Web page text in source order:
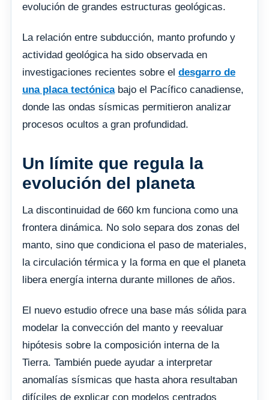
evolución de grandes estructuras geológicas.
La relación entre subducción, manto profundo y
actividad geológica ha sido observada en
investigaciones recientes sobre el desgarro de
una placa tectónicabajo el Pacífico canadiense,
donde las ondas sísmicas permitieron analizar
procesos ocultos a gran profundidad.
Un límite que regula la
evolución del planeta
La discontinuidad de 660 km funciona como una
frontera dinámica. No solo separa dos zonas del
manto, sino que condiciona el paso de materiales,
la circulación térmica y la forma en que el planeta
libera energía interna durante millones de años.
El nuevo estudio ofrece una base más sólida para
modelar la convección del manto y reevaluar
hipótesis sobre la composición interna de la
Tierra. También puede ayudar a interpretar
anomalías sísmicas que hasta ahora resultaban
difíciles de explicar con modelos centrados